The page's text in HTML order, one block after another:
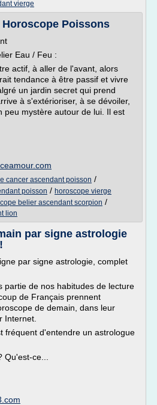
vierge
Poissons
Eau / Feu :
actif, à aller de l'avant, alors
tendance à être passif et vivre
un jardin secret qui prend
à s'extérioriser, à se dévoiler,
peu mystère autour de lui. Il est
cancer ascendant poisson /
poisson / horoscope vierge
belier ascendant scorpion /
lion
par signe astrologie
par signe astrologie, complet
partie de nos habitudes de lecture
de Français prennent
de demain, dans leur
Internet.
fréquent d'entendre un astrologue
ce...